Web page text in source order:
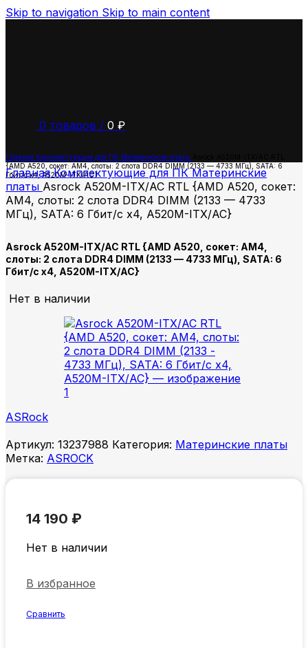
Skip to navigation Skip to main content
0 товаров / 0 ₽
Главная Комплектующие для ПК Материнские платы
{AMD A520, сокет: AM4, слоты: 2 слота DDR4 DIMM (2133 — 4733 МГц), SATA: 6
Гбит/с х4, A520M-ITX/AC}
ГлавнаяКомплектующие для ПКМатеринские
платы Asrock A520M-ITX/AC RTL {AMD A520, сокет:
AM4, слоты: 2 слота DDR4 DIMM (2133 — 4733
МГц), SATA: 6 Гбит/с х4, A520M-ITX/AC}
Asrock A520M-ITX/AC RTL {AMD A520, сокет: AM4,
слоты: 2 слота DDR4 DIMM (2133 — 4733 МГц), SATA: 6
Гбит/с х4, A520M-ITX/AC}
Нет в наличии
ASRock
Артикул: 13237988 Категория: Материнские платы
Метка: ASROCK
14 190 ₽
Нет в наличии
В избранное
Сравнить